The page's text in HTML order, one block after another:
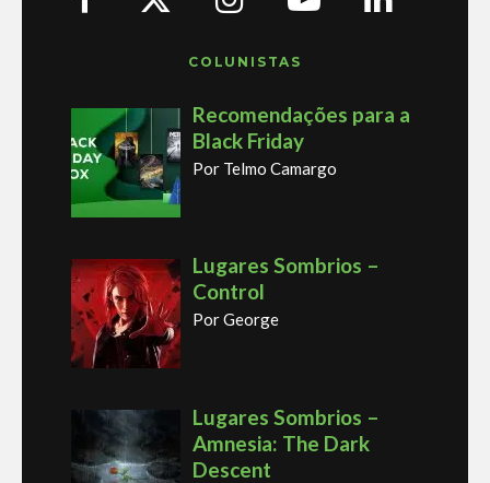
COLUNISTAS
Recomendações para a
Black Friday
Por Telmo Camargo
Lugares Sombrios –
Control
Por George
Lugares Sombrios –
Amnesia: The Dark
Descent